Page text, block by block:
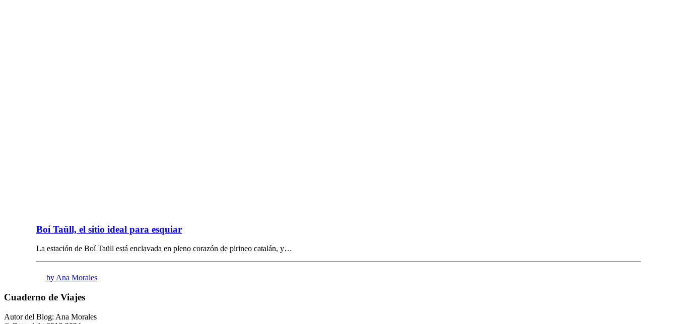
Boí Taüll, el sitio ideal para esquiar
La estación de Boí Taüll está enclavada en pleno corazón de pirineo catalán, y…
by Ana Morales
Cuaderno de Viajes
Autor del Blog: Ana Morales